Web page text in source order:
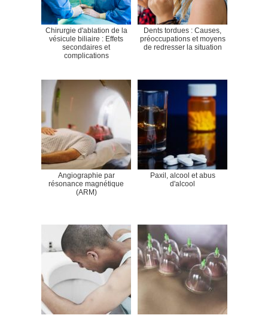
Chirurgie d'ablation de la
vésicule biliaire : Effets
secondaires et
complications
Dents tordues : Causes,
préoccupations et moyens
de redresser la situation
Angiographie par
résonance magnétique
(ARM)
Paxil, alcool et abus
d'alcool